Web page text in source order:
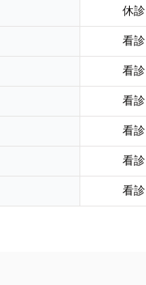
休診
看診
看診
看診
看診
看診
看診